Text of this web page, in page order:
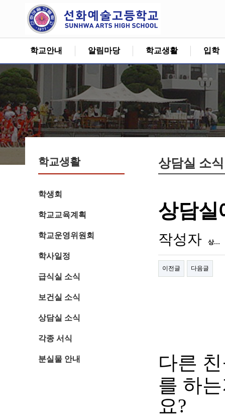
학교안내 알림마당 학교생활 입학
학교생활
학생회
학교교육계획
학교운영위원회
학사일정
급식실 소식
보건실 소식
상담실 소식
각종 서식
분실물 안내
상담실 소식
상담실
작성자 상…
이전글 다음글
다른
를 하
요?